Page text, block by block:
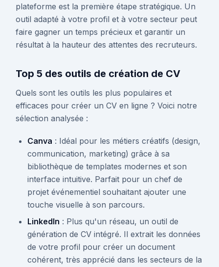
plateforme est la première étape stratégique. Un
outil adapté à votre profil et à votre secteur peut
faire gagner un temps précieux et garantir un
résultat à la hauteur des attentes des recruteurs.
Top 5 des outils de création de CV
Quels sont les outils les plus populaires et
efficaces pour créer un CV en ligne ? Voici notre
sélection analysée :
Canva : Idéal pour les métiers créatifs (design,
communication, marketing) grâce à sa
bibliothèque de templates modernes et son
interface intuitive. Parfait pour un chef de
projet événementiel souhaitant ajouter une
touche visuelle à son parcours.
LinkedIn : Plus qu'un réseau, un outil de
génération de CV intégré. Il extrait les données
de votre profil pour créer un document
cohérent, très apprécié dans les secteurs de la